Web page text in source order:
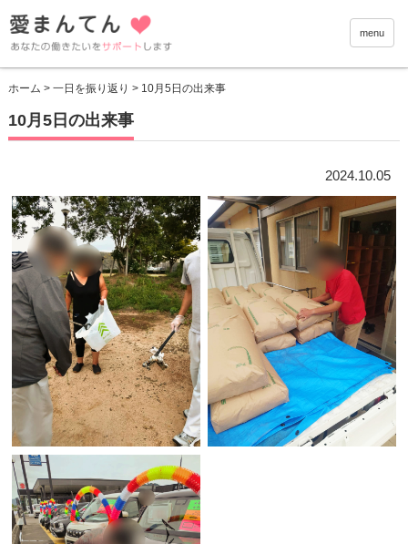
愛まん
menu
ホーム > 一日を振り返り > 10月5日の出来事
10月5日の出来事
2024.10.05